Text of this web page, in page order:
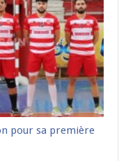
pour sa première